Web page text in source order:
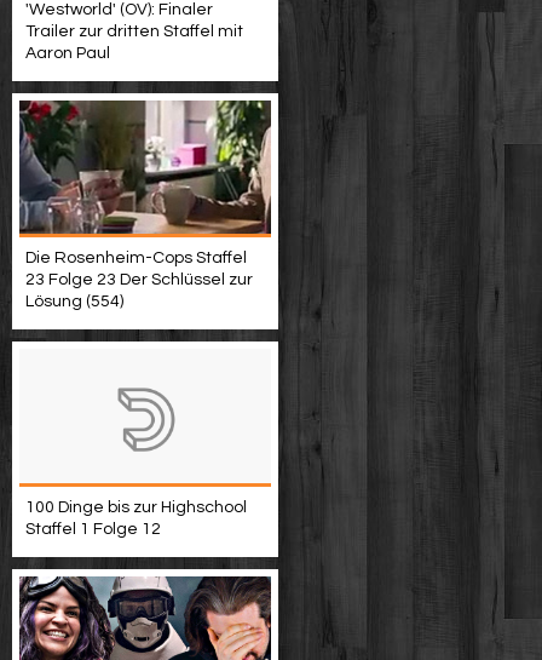
'Westworld' (OV): Finaler
Trailer zur dritten Staffel mit
Aaron Paul
Die Rosenheim-Cops Staffel
23 Folge 23 Der Schlüssel zur
Lösung (554)
100 Dinge bis zur Highschool
Staffel 1 Folge 12